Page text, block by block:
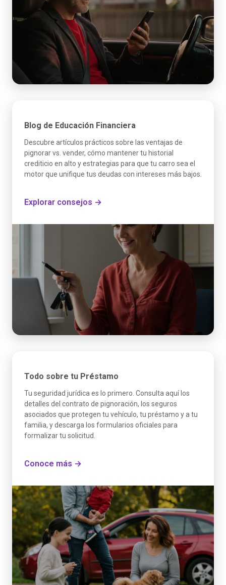
Blog de Educación Financiera
Descubre artículos prácticos sobre las ventajas de
pignorar vs. vender, cómo mantener tu historial
crediticio en alto y estrategias para que tu carro sea el
motor que unifique tus deudas con intereses más bajos.
Explorar consejos →
Todo sobre tu Préstamo
Tu seguridad jurídica es lo primero. Consulta aquí los
detalles del contrato de pignoración, los seguros
asociados que protegen tu vehículo, tu préstamo y a tu
familia, y descarga los formularios oficiales para
formalizar tu solicitud.
Conoce más →